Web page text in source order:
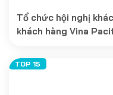
Tổ chức hội nghị
khách hàng Vina